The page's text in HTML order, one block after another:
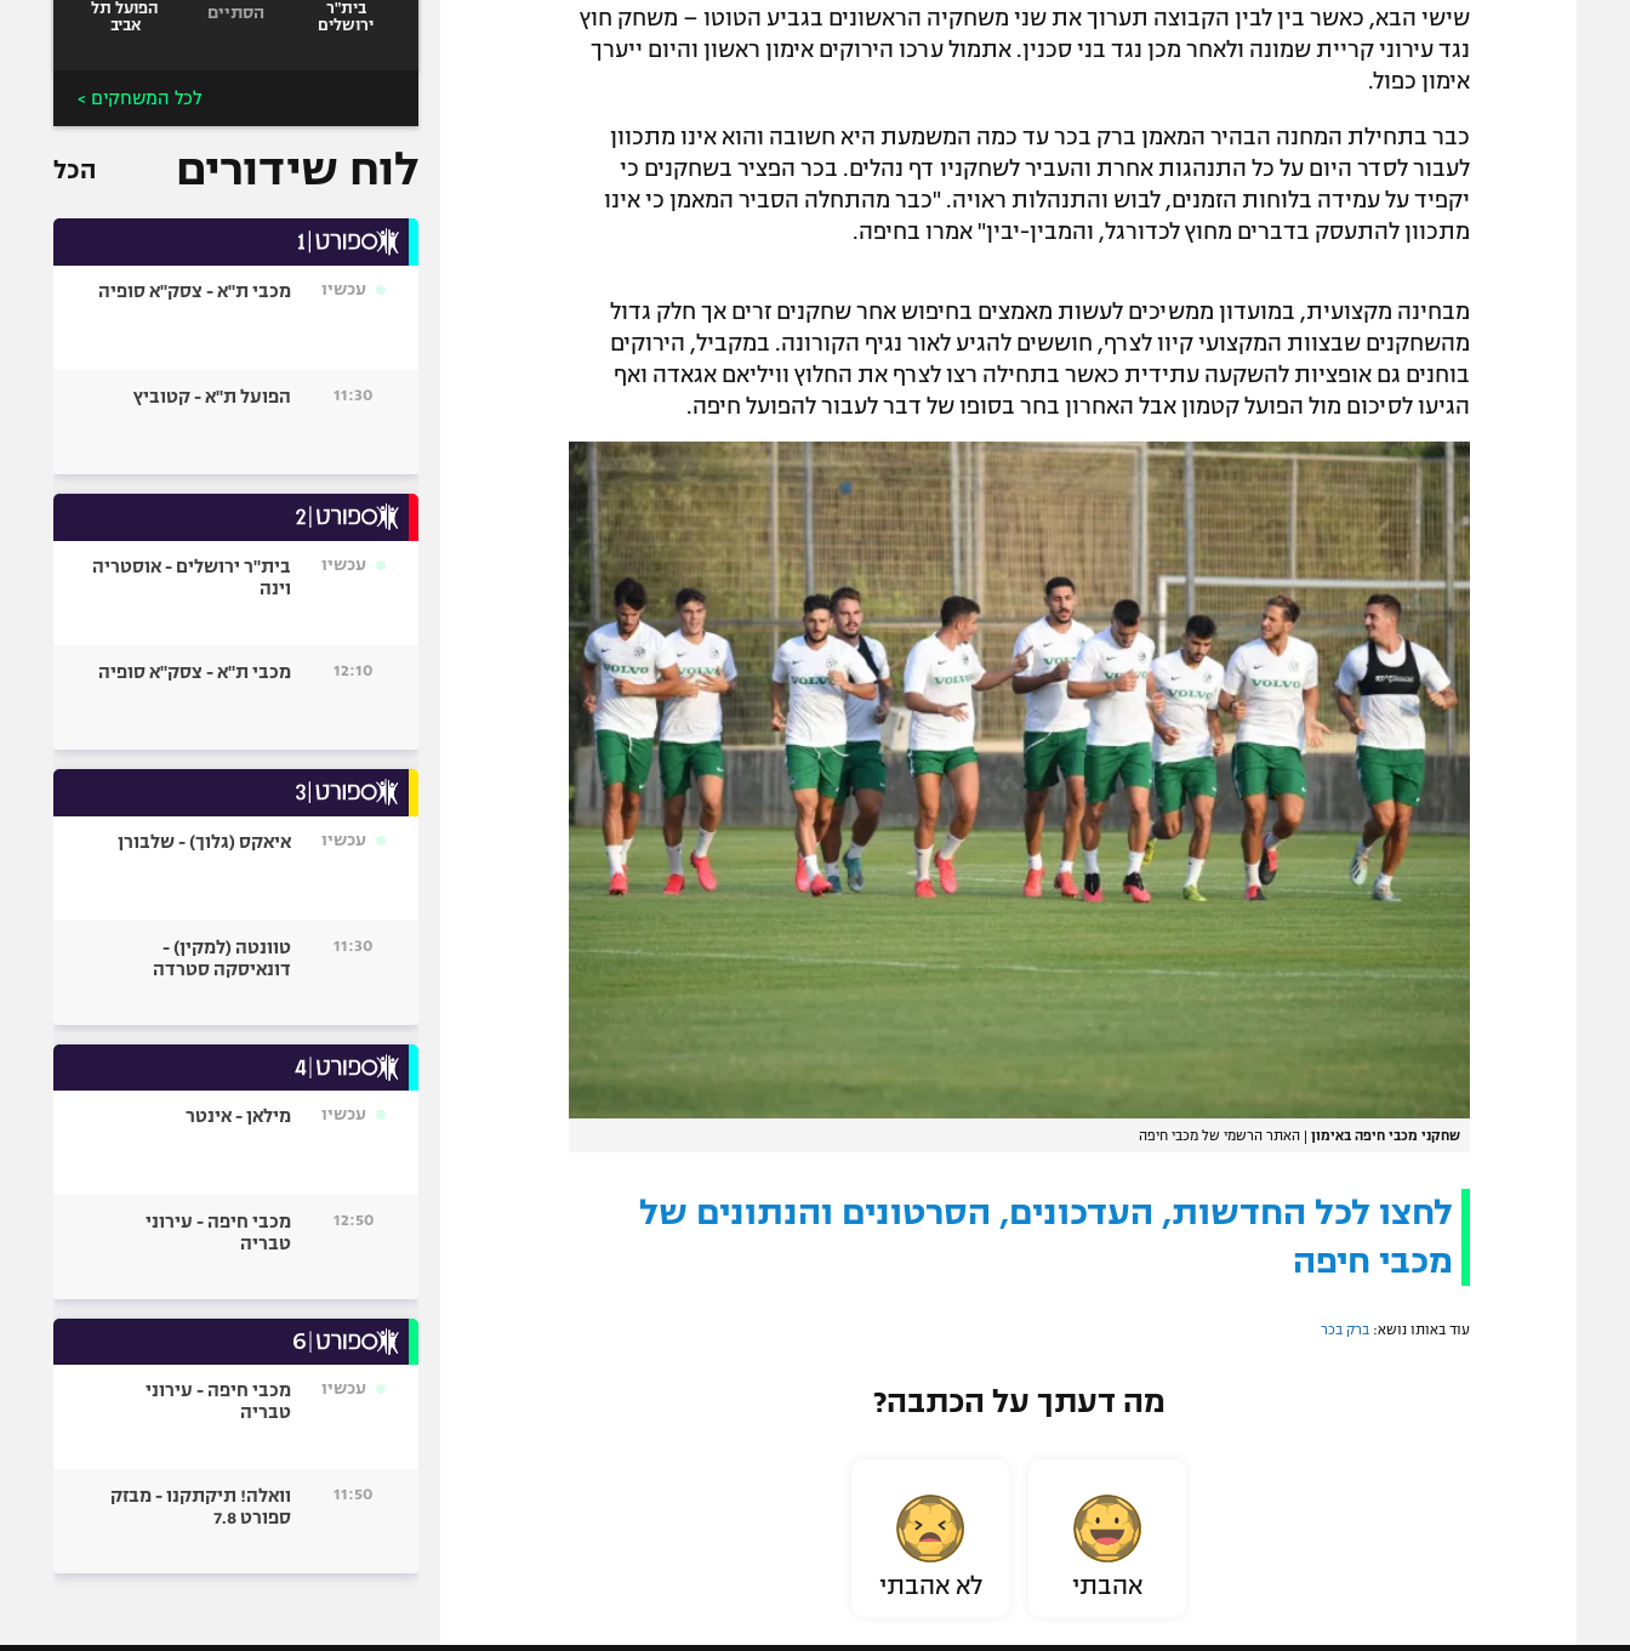
שישי הבא, כאשר בין לבין הקבוצה תערוך את שני משחקיה הראשונים בגביע הטוטו – משחק חוץ
נגד עירוני קריית שמונה ולאחר מכן נגד בני סכנין. אתמול ערכו הירוקים אימון ראשון והיום ייערך
אימון כפול.
כבר בתחילת המחנה הבהיר המאמן ברק בכר עד כמה המשמעת היא חשובה והוא אינו מתכוון
לעבור לסדר היום על כל התנהגות אחרת והעביר לשחקניו דף נהלים. בכר הפציר בשחקנים כי
יקפיד על עמידה בלוחות הזמנים, לבוש והתנהלות ראויה. "כבר מהתחלה הסביר המאמן כי אינו
מתכוון להתעסק בדברים מחוץ לכדורגל, והמבין-יבין" אמרו בחיפה.
מבחינה מקצועית, במועדון ממשיכים לעשות מאמצים בחיפוש אחר שחקנים זרים אך חלק גדול
מהשחקנים שבצוות המקצועי קיוו לצרף, חוששים להגיע לאור נגיף הקורונה. במקביל, הירוקים
בוחנים גם אופציות להשקעה עתידית כאשר בתחילה רצו לצרף את החלוץ וויליאם אגאדה ואף
הגיעו לסיכום מול הפועל קטמון אבל האחרון בחר בסופו של דבר לעבור להפועל חיפה.
שחקני מכבי חיפה באימון | האתר הרשמי של מכבי חיפה
לחצו לכל החדשות, העדכונים, הסרטונים והנתונים של
מכבי חיפה
עוד באותו נושא: ברק בכר
מה דעתך על הכתבה?
אהבתי לא אהבתי
בית"ר
ירושלים
הסתיים
הפועל תל
אביב
לכל המשחקים >
לוח שידורים הכל
עכשיו מכבי ת"א - צסק"א סופיה
11:30 הפועל ת"א - קטוביץ
עכשיו
בית"ר ירושלים - אוסטריה
וינה
12:10 מכבי ת"א - צסק"א סופיה
עכשיו איאקס (גלוך) - שלבורן
11:30
טוונטה (למקין) -
דונאיסקה סטרדה
עכשיו מילאן - אינטר
12:50
מכבי חיפה - עירוני
טבריה
עכשיו
מכבי חיפה - עירוני
טבריה
11:50
וואלה! תיקתקנו - מבזק
ספורט 7.8